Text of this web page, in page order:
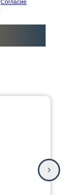
Согласие